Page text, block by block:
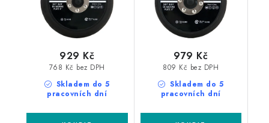
Skladem do 5
pracovních dní
768 Kč bez DPH
929 Kč
Skladem do 5
pracovních dní
809 Kč bez DPH
979 Kč